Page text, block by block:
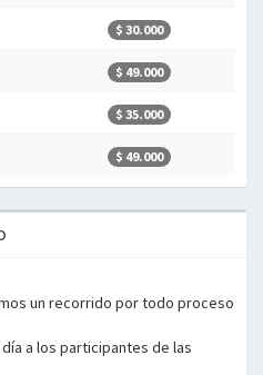
$ 30.000
$ 49.000
$ 35.000
$ 49.000
un recorrido por todo proceso
a los participantes de las